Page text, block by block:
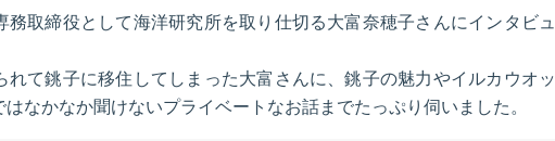
務取締役として海洋研究所を取り仕切る大富奈穂子さんにインタビュ
れて銚子に移住してしまった大富さんに、銚子の魅力やイルカウオッ
なかなか聞けないプライベートなお話までたっぷり伺いました。